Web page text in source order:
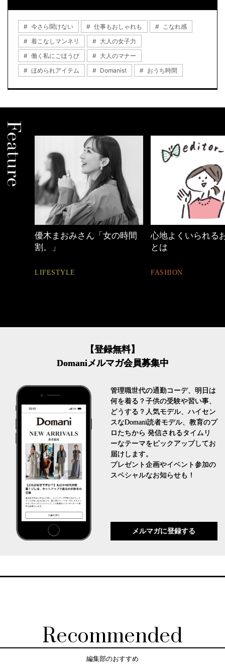
今さら聞けない 仕事もおしゃれも
こなれ感
着こなしマンネリ
大人の女子力
働く私にごほうび
大人のマナー
ほめられアイテム
Domanist おうち時間
心地よくいられるおしゃれ
とは
FASHION
【ワーママのきれ
ュアル通勤】
FASHION
【登録無料】
Domaniメルマガ会員募集中
管理職世代の通勤コーデ、明日は
何を着る？子供の受験や習い事、
どうする？人気モデル、ハイセン
スなDomani読者モデル、教育のプ
ロたちから 発信されるタイムリ
ーなテーマをピックアップしてお
届けします。
プレゼント企画やイベント参加の
スペシャルなお知らせも！
メルマガに登録する
Recommended
編集部のおすすめ